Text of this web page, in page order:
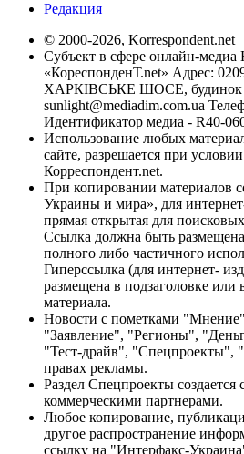
Редакция
© 2000-2026, Korrespondent.net
Субъект в сфере онлайн-медиа
«КореспонденТ.net» Адрес:
ХАРКІВСЬКЕ ШОСЕ, будинок
sunlight@mediadim.com.ua
Идентификатор медиа - R40-
Использование любых
сайте, разрешается при
Корреспондент.net.
При копировании материалов
Украины и мира», для
прямая открытая для
Ссылка должна быть
полного либо частичного
Гиперссылка (для интернет-
размещена в подзаголовке или
материала.
Новости с пометками
"Заявление", "Регионы",
"Тест-драйв", "Спецпроекты",
правах рекламы.
Раздел Спецпроекты создается
коммерческими партнерами.
Любое копирование,
другое распространение
ссылку на "Интерфакс-